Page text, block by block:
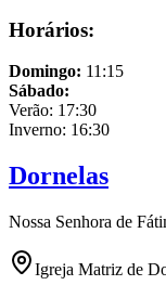
Horários:
Domingo: 11:15
Sábado:
Verão: 17:30
Inverno: 16:30
Dornelas
Nossa Senhora de
Igreja Matriz de